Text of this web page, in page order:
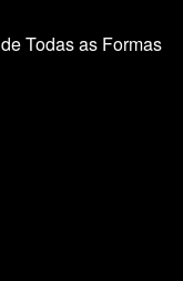
Todas as Formas